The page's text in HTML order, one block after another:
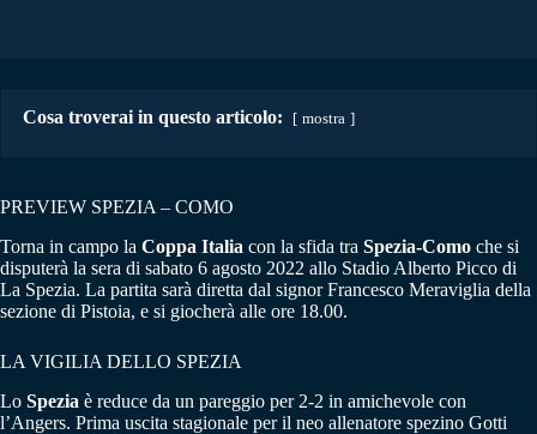
Cosa troverai in questo articolo: mostra
PREVIEW SPEZIA – COMO
Torna in campo la Coppa Italia con la sfida tra Spezia-Como che si
disputerà la sera di sabato 6 agosto 2022 allo Stadio Alberto Picco di
La Spezia. La partita sarà diretta dal signor Francesco Meraviglia della
sezione di Pistoia, e si giocherà alle ore 18.00.
LA VIGILIA DELLO SPEZIA
Lo Spezia è reduce da un pareggio per 2-2 in amichevole con
l’Angers. Prima uscita stagionale per il neo allenatore spezino Gotti